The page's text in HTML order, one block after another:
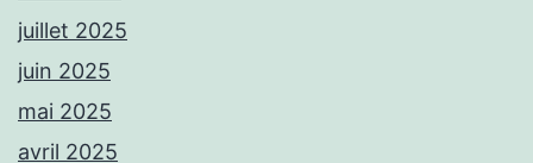
juillet 2025
juin 2025
mai 2025
avril 2025